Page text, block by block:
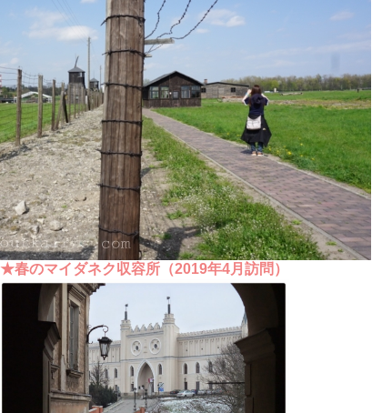
★春のマイダネク収容所（2019年4月訪問）